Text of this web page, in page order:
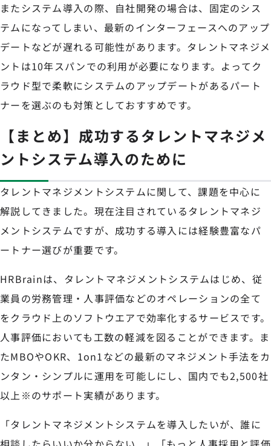
またシステム導入の際、自社開発の場合は、固定のシス
テムになってしまい、最新のインターフェースへのアップ
デートなどが遅れる可能性があります。タレントマネジメ
ントは10年スパンでの利用が必要になります。よってク
ラウド型で柔軟にシステムのアップデートがあるパート
ナーを選ぶのも対策としておすすめです。
【まとめ】成功するタレントマネジメ
ントシステム導入のために
タレントマネジメントシステムに関して、課題を中心に
解説してきました。現在注目されているタレントマネジ
メントシステムですが、成功する導入には経験豊富なパ
ートナー選びが重要です。
HRBrainは、タレントマネジメントシステムはじめ、従
業員の労務管理・人事評価などのオペレーションの全て
をクラウド上のソフトウエアで効率化するサービスです。
人事評価においても工数の軽減を図ることができます。ま
たMBOやOKR、1on1などの最新のマネジメント手法をカ
ンタン・シンプルに運用を可能しにし、国内でも2,500社
以上※のサポート実績があります。
「タレントマネジメントシステムを導入したいが、誰に